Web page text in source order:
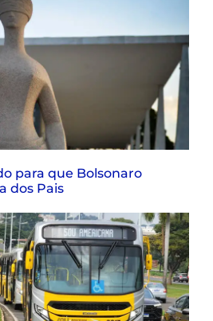
para que Bolsonaro
dos Pais